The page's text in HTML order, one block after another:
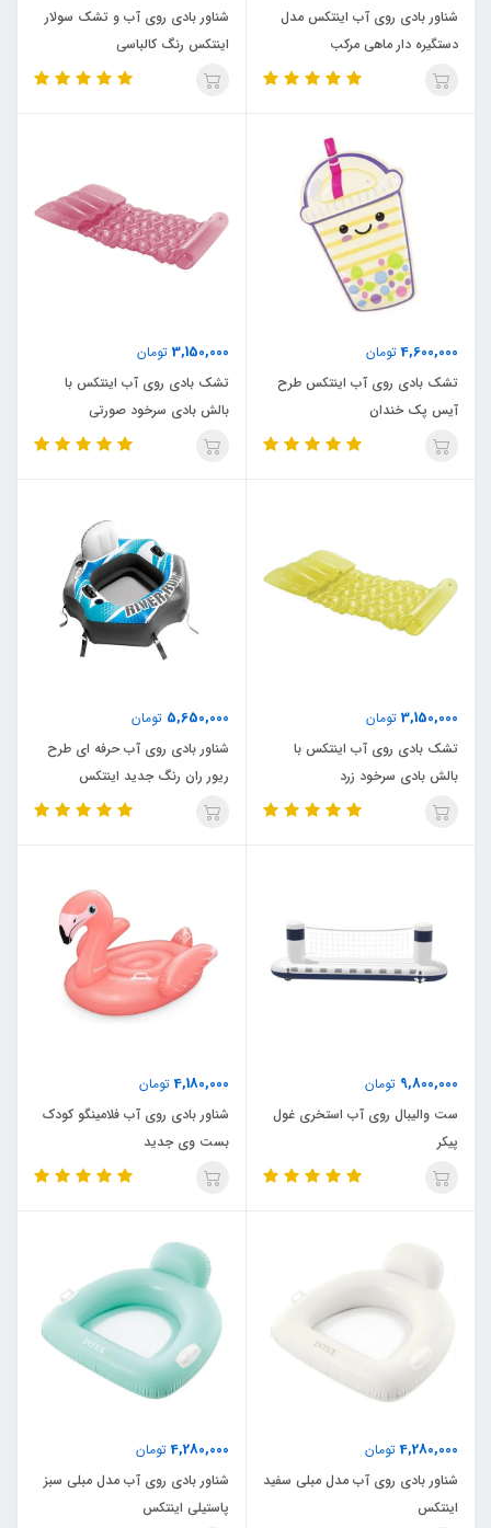
شناور بادی روی آب اینتکس مدل
دستگیره دار ماهی مرکب
شناور بادی روی آب و تشک سولار
اینتکس رنگ کالباسی
4,600,000تومان
تشک بادی روی آب اینتکس طرح
آیس پک خندان
3,150,000 تومان
تشک بادی روی آب اینتکس با
بالش بادی سرخود صورتی
3,150,000 تومان
تشک بادی روی آب اینتکس با
بالش بادی سرخود زرد
5,650,000 تومان
شناور بادی روی آب حرفه ای طرح
ریور ران رنگ جدید اینتکس
9,800,000 تومان
ست والیبال روی آب استخری غول
پیکر
4,180,000تومان
شناور بادی روی آب فلامینگو کودک
بست وی جدید
4,280,000تومان
شناور بادی روی آب مدل مبلی سفید
اینتکس
4,280,000تومان
شناور بادی روی آب مدل مبلی سبز
پاستیلی اینتکس